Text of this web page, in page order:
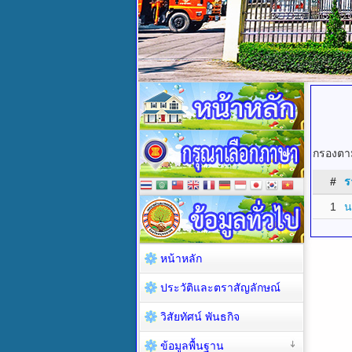
กรองต
#
1
หน้าหลัก
ประวัติและตราสัญลักษณ์
วิสัยทัศน์ พันธกิจ
ข้อมูลพื้นฐาน